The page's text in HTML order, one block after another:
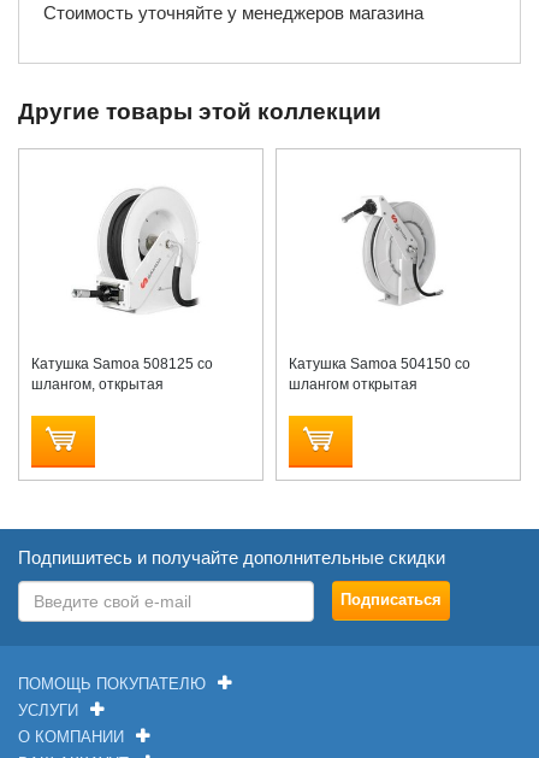
Стоимость уточняйте у менеджеров магазина
Другие товары этой коллекции
Катушка Samoa 508125 со
шлангом, открытая
Катушка Samoa 504150 cо
шлангом открытая
Подпишитесь и получайте дополнительные скидки
ПОМОЩЬ ПОКУПАТЕЛЮ
УСЛУГИ
О КОМПАНИИ